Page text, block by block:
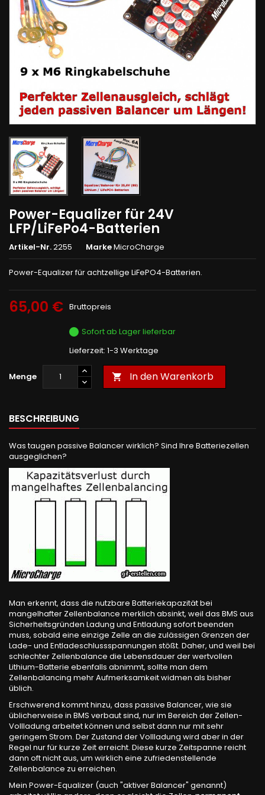
Power-Equalizer für 24V
LFP/LiFePo4-Batterien
Artikel-Nr.2255 MarkeMicroCharge
Power-Equalizer für achtzellige LiFePO4-Batterien.
65,00 € Bruttopreis
Sofort ab Lager lieferbar
Lieferzeit: 1-3 Werktage
Menge  In den Warenkorb
BESCHREIBUNG
Was taugen passive Balancer wirklich? Sind Ihre Batteriezellen
ausgeglichen?
Man erkennt, dass die nutzbare Batteriekapazität bei
mangelhafter Zellenbalance merklich absinkt, weil das BMS aus
Sicherheitsgründen Ladung und Entladung sofort beenden
muss, sobald eine einzige Zelle an die zulässigen Grenzen der
Lade- und Entladeschlussspannungen stößt. Daher, und weil bei
schlechter Zellenbalance die Lebensdauer der wertvollen
Lithium-Batterie ebenfalls abnimmt, sollte man dem
Zellenbalancing mehr Aufmerksamkeit widmen als bisher
üblich.
Erschwerend kommt hinzu, dass passive Balancer, wie sie
üblicherweise in BMS verbaut sind, nur im Bereich der Zellen-
Vollladung arbeitet können und selbst dann nur mit sehr
geringem Strom. Der Zustand der Vollladung wird aber in der
Regel nur für kurze Zeit erreicht. Diese kurze Zeitspanne reicht
dann oft nicht aus, um wirklich eine zufriedenstellende
Zellenbalance zu erreichen.
Mein Power-Equalizer (auch "aktiver Balancer" genannt)